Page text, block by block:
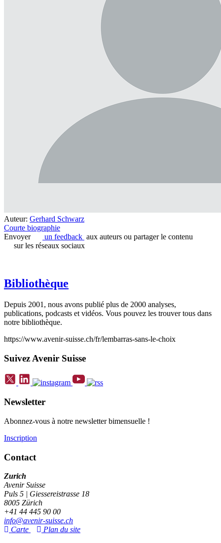
Auteur: Gerhard Schwarz
Courte biographie
Envoyer
un feedback aux auteurs ou partager le contenu
sur les réseaux sociaux
Bibliothèque
Depuis 2001, nous avons publié plus de 2000 analyses,
publications, podcasts et vidéos. Vous pouvez les trouver tous dans
notre bibliothèque.
https://www.avenir-suisse.ch/fr/lembarras-sans-le-choix
Suivez Avenir Suisse
Newsletter
Abonnez-vous à notre newsletter bimensuelle !
Inscription
Contact
Zurich
Avenir Suisse
Puls 5 | Giessereistrasse 18
8005 Zürich
+41 44 445 90 00
info@avenir-suisse.ch
Carte
Plan du site